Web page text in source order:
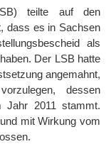
teilte auf den
dass es in Sachsen
als
Der LSB hatte
angemahnt,
dessen
Jahr 2011 stammt.
mit Wirkung vom